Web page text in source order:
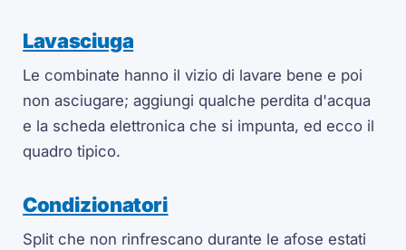
Lavasciuga
Le combinate hanno il vizio di lavare bene e poi
non asciugare; aggiungi qualche perdita d'acqua
e la scheda elettronica che si impunta, ed ecco il
quadro tipico.
Condizionatori
Split che non rinfrescano durante le afose estati